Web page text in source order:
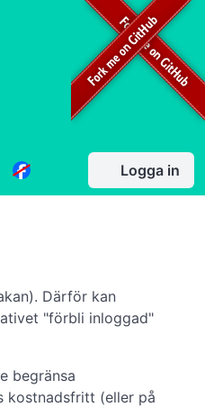
Logga in
Därför kan
"förbli inloggad"
begränsa
kostnadsfritt (eller på